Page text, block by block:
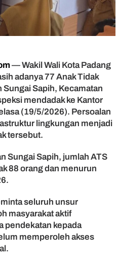
— Wakil Wali Kota Padang
adanya 77 Anak Tidak
Sungai Sapih, Kecamatan
mendadak ke Kantor
(19/5/2026). Persoalan
lingkungan menjadi
tersebut.
Sungai Sapih, jumlah ATS
88 orang dan menurun
seluruh unsur
masyarakat aktif
pendekatan kepada
memperoleh akses